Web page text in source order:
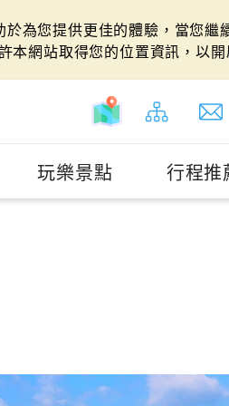
為您提供更佳的體驗，當您繼
網站取得您的位置資訊，以開
玩樂景點 行程推